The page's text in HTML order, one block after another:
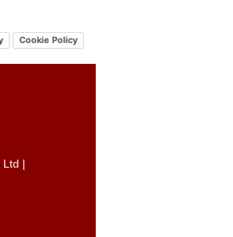
Cookie Policy
Ltd |